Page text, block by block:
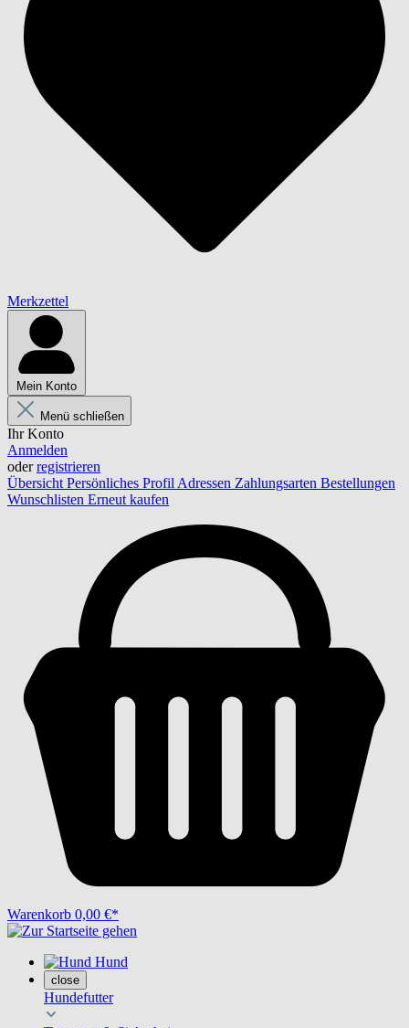
Merkzettel
Mein Konto
Menü schließen
Ihr Konto
Anmelden
oderregistrieren
Übersicht Persönliches Profil Adressen Zahlungsarten Bestellungen
Wunschlisten Erneut kaufen
Warenkorb 0,00 €*
Hund
close
Hundefutter